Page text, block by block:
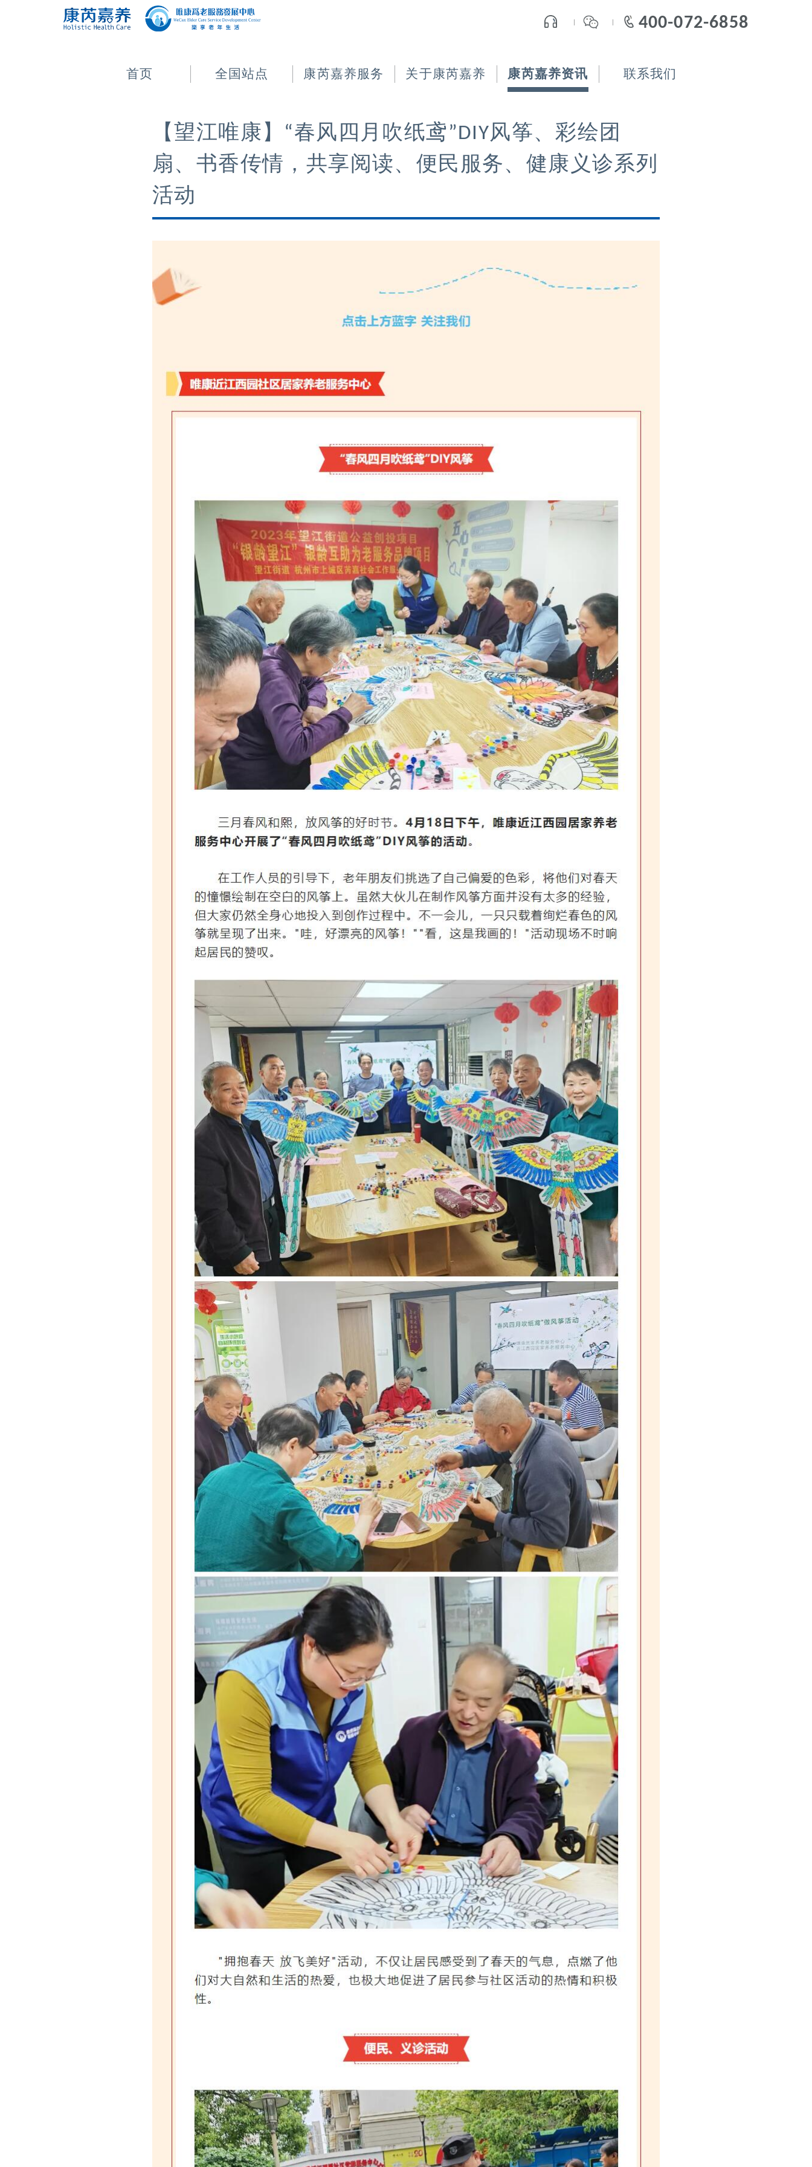
400-072-6858
首页 全国站点 康芮嘉养服务 关于康芮嘉养 康芮嘉养资讯 联系我们
【望江唯康】“春风四月吹纸鸢”DIY风筝、彩绘团
扇、书香传情，共享阅读、便民服务、健康义诊系列
活动